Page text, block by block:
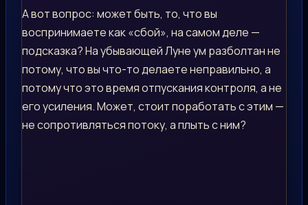
А вот вопрос: может быть, то, что вы
воспринимаете как «сбой», на самом деле —
подсказка? На убывающей Луне ум разболтан не
потому, что вы что-то делаете неправильно, а
потому что это время отпускания контроля, а не
его усиления. Может, стоит поработать с этим —
не сопротивляться потоку, а плыть с ним?